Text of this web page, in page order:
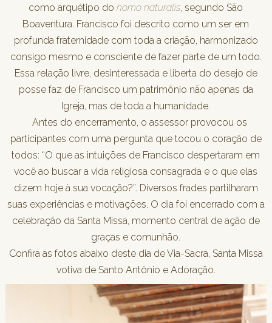
como arquétipo dohomo naturalis, segundo São
Boaventura. Francisco foi descrito como um ser em
profunda fraternidade com toda a criação, harmonizado
consigo mesmo e consciente de fazer parte de um todo.
Essa relação livre, desinteressada e liberta do desejo de
posse faz de Francisco um patrimônio não apenas da
Igreja, mas de toda a humanidade.
Antes do encerramento, o assessor provocou os
participantes com uma pergunta que tocou o coração de
todos: “O que as intuições de Francisco despertaram em
você ao buscar a vida religiosa consagrada e o que elas
dizem hoje à sua vocação?”. Diversos frades partilharam
suas experiências e motivações. O dia foi encerrado com a
celebração da Santa Missa, momento central de ação de
graças e comunhão.
Confira as fotos abaixo deste dia de Via-Sacra, Santa Missa
votiva de Santo Antônio e Adoração.